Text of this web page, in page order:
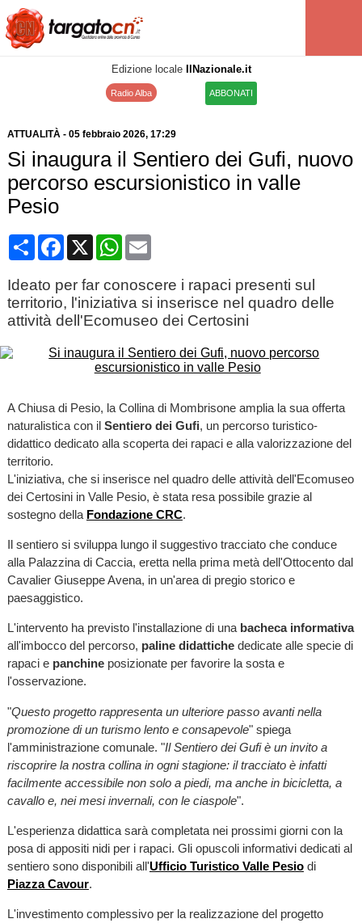
Edizione locale IlNazionale.it
Radio Alba ABBONATI
ATTUALITÀ- 05 febbraio 2026, 17:29
Si inaugura il Sentiero dei Gufi, nuovo
percorso escursionistico in valle
Pesio
CondividiFacebook
X WhatsApp
Email
Ideato per far conoscere i rapaci presenti sul
territorio, l'iniziativa si inserisce nel quadro delle
attività dell'Ecomuseo dei Certosini
A Chiusa di Pesio, la Collina di Mombrisone amplia la sua offerta
naturalistica con il Sentiero dei Gufi, un percorso turistico-
didattico dedicato alla scoperta dei rapaci e alla valorizzazione del
territorio.
L'iniziativa, che si inserisce nel quadro delle attività dell'Ecomuseo
dei Certosini in Valle Pesio, è stata resa possibile grazie al
sostegno della Fondazione CRC.
Il sentiero si sviluppa lungo il suggestivo tracciato che conduce
alla Palazzina di Caccia, eretta nella prima metà dell'Ottocento dal
Cavalier Giuseppe Avena, in un'area di pregio storico e
paesaggistico.
L'intervento ha previsto l'installazione di una bacheca informativa
all'imbocco del percorso, paline didattichededicate alle specie di
rapaci e panchineposizionate per favorire la sosta e
l'osservazione.
"Questo progetto rappresenta un ulteriore passo avanti nella
promozione di un turismo lento e consapevole" spiega
l'amministrazione comunale. "Il Sentiero dei Gufi è un invito a
riscoprire la nostra collina in ogni stagione: il tracciato è infatti
facilmente accessibile non solo a piedi, ma anche in bicicletta, a
cavallo e, nei mesi invernali, con le ciaspole".
L'esperienza didattica sarà completata nei prossimi giorni con la
posa di appositi nidi per i rapaci. Gli opuscoli informativi dedicati al
sentiero sono disponibili all'Ufficio Turistico Valle Pesiodi
Piazza Cavour.
L'investimento complessivo per la realizzazione del progetto